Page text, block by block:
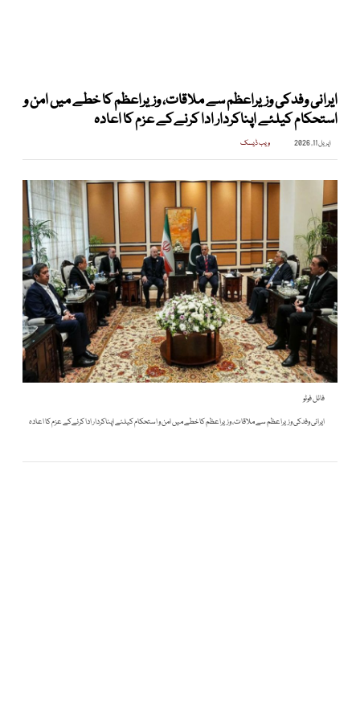
ایرانی وفدکی وزیراعظم سے ملاقات، وزیراعظم کا خطے میں امن و
استحکام کیلئے اپناکردار ادا کرنےکے عزم کا اعادہ
اپریل 11, 2026 ویب ڈیسک
فائل فوٹو
ایرانی وفدکی وزیراعظم سے ملاقات، وزیراعظم کا خطے میں امن و استحکام کیلئے اپناکردار ادا کرنےکے عزم کا اعادہ